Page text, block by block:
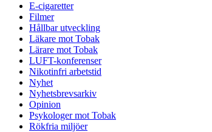
E-cigaretter
Filmer
Hållbar utveckling
Läkare mot Tobak
Lärare mot Tobak
LUFT-konferenser
Nikotinfri arbetstid
Nyhet
Nyhetsbrevsarkiv
Opinion
Psykologer mot Tobak
Rökfria miljöer